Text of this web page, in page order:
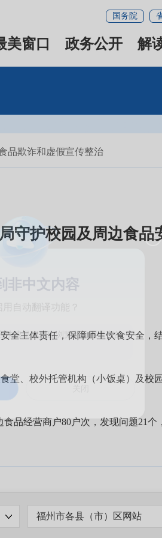
国务院
美窗口 政务公开 解
品欺诈和虚假宣传整治
守护校园及周边食品
主体责任，保障师生饮食安全，
、校外托管机构（小饭桌）及校
经营商户80户次，发现问题21个
福州市各县（市）区网站
非中文内容
快速呈现对应浏览器设置语言的